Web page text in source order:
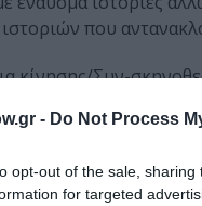
- Do Not Process
opt-out of the sale,
for targeted
που
κίνησης/Συν-
Μαρκέλλα Φανού,
Βιβή Κικίδη,
(ώρα: